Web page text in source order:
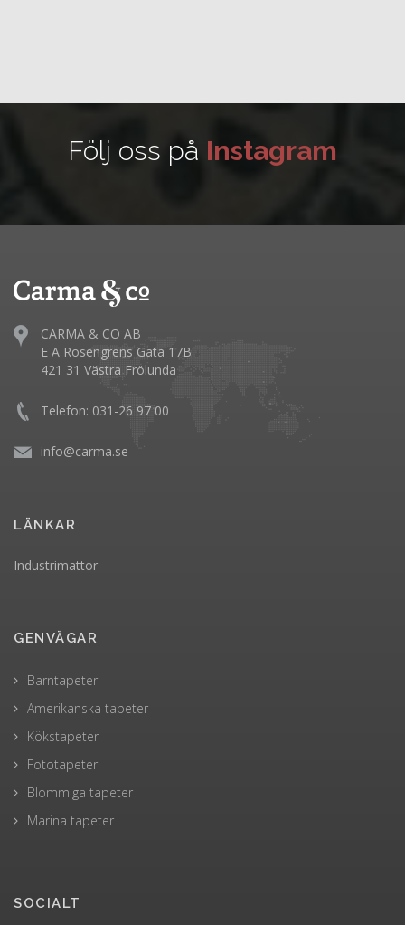
Följ oss på Instagram
CARMA & CO AB
E A Rosengrens Gata 17B
421 31 Västra Frölunda
Telefon: 031-26 97 00
info@carma.se
LÄNKAR
Industrimattor
GENVÄGAR
Barntapeter
Amerikanska tapeter
Kökstapeter
Fototapeter
Blommiga tapeter
Marina tapeter
SOCIALT